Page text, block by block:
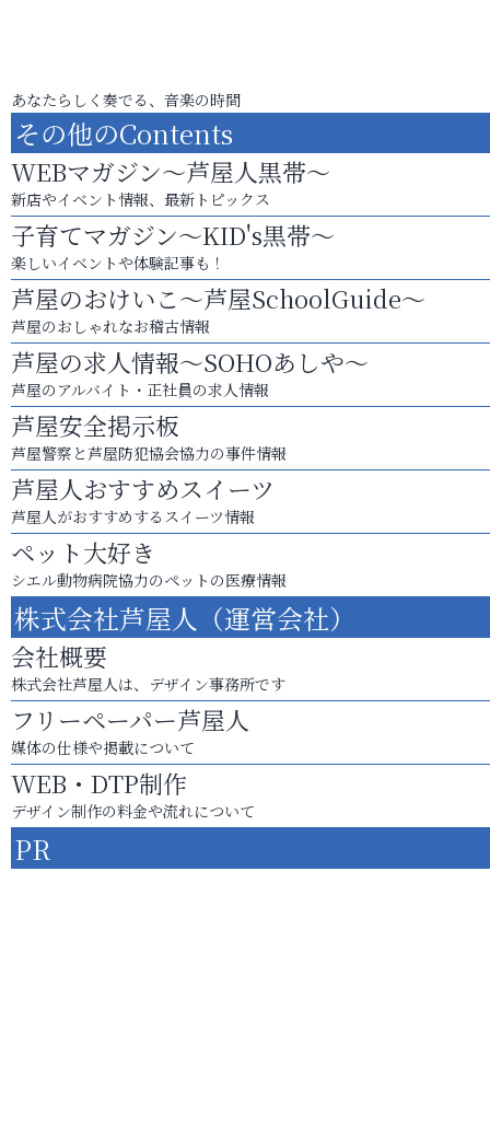
あなたらしく奏でる、音楽の時間
その他のContents
WEBマガジン～芦屋人黒帯～
新店やイベント情報、最新トピックス
子育てマガジン～KID's黒帯～
楽しいイベントや体験記事も！
芦屋のおけいこ～芦屋SchoolGuide～
芦屋のおしゃれなお稽古情報
芦屋の求人情報～SOHOあしや～
芦屋のアルバイト・正社員の求人情報
芦屋安全掲示板
芦屋警察と芦屋防犯協会協力の事件情報
芦屋人おすすめスイーツ
芦屋人がおすすめするスイーツ情報
ペット大好き
シエル動物病院協力のペットの医療情報
株式会社芦屋人（運営会社）
会社概要
株式会社芦屋人は、デザイン事務所です
フリーペーパー芦屋人
媒体の仕様や掲載について
WEB・DTP制作
デザイン制作の料金や流れについて
PR